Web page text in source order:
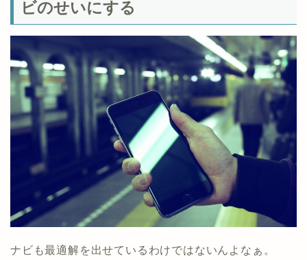
ビのせいにする
ナビも最適解を出せているわけではないんよなぁ。